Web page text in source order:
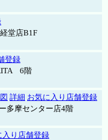
堂店B1F
登録
6階
詳細 お気に入り店舗登録
多摩センター店4階
入り店舗登録